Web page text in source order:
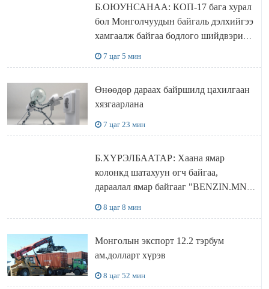
Б.ОЮУНСАНАА: КОП-17 бага хурал
бол Монголчуудын байгаль дэлхийгээ
хамгаалж байгаа бодлого шийдвэрийг
7 цаг 5 мин
Өнөөдөр дараах байршилд цахилгаан
хязгаарлана
7 цаг 23 мин
Б.ХҮРЭЛБААТАР: Хаана ямар
колонкд шатахуун өгч байгаа,
дараалал ямар байгааг "BENZIN.MN”
8 цаг 8 мин
Монголын экспорт 12.2 тэрбум
ам.долларт хүрэв
8 цаг 52 мин